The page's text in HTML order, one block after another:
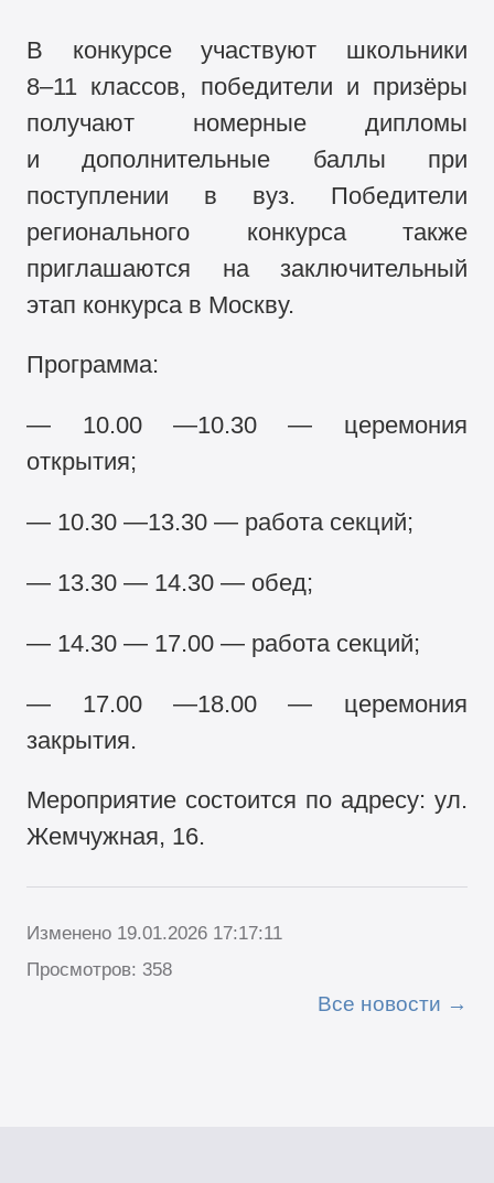
В конкурсе участвуют школьники
8–11 классов, победители и призёры
получают номерные дипломы
и дополнительные баллы при
поступлении в вуз. Победители
регионального конкурса также
приглашаются на заключительный
этап конкурса в Москву.
Программа:
— 10.00 —10.30 — церемония
открытия;
— 10.30 —13.30 — работа секций;
— 13.30 — 14.30 — обед;
— 14.30 — 17.00 — работа секций;
— 17.00 —18.00 — церемония
закрытия.
Мероприятие состоится по адресу: ул.
Жемчужная, 16.
Изменено 19.01.2026 17:17:11
Просмотров: 358
Все новости